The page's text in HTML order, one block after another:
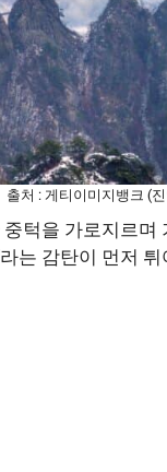
출처 : 게티이미지뱅크 (
턱을 가로지르
는 감탄이 먼저